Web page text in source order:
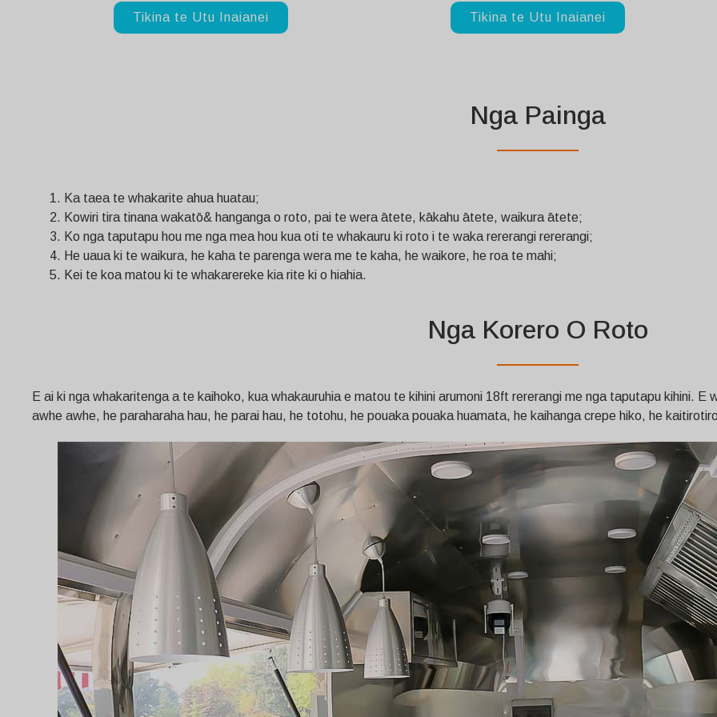
Tikina te Utu Inaianei Tikina te Utu Inaianei
Nga Painga
Ka taea te whakarite ahua huatau;
Kowiri tira tinana wakatō& hanganga o roto, pai te wera ātete, kākahu ātete, waikura ātete;
Ko nga taputapu hou me nga mea hou kua oti te whakauru ki roto i te waka rererangi rererangi;
He uaua ki te waikura, he kaha te parenga wera me te kaha, he waikore, he roa te mahi;
Kei te koa matou ki te whakarereke kia rite ki o hiahia.
Nga Korero O Roto
E ai ki nga whakaritenga a te kaihoko, kua whakauruhia e matou te kihini arumoni 18ft rererangi me nga taputapu kihini.
awhe awhe, he paraharaha hau, he parai hau, he totohu, he pouaka pouaka huamata, he kaihanga crepe hiko, he